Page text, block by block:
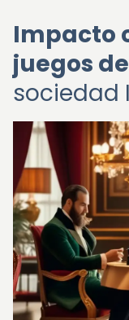
Impacto
juegos
sociedad